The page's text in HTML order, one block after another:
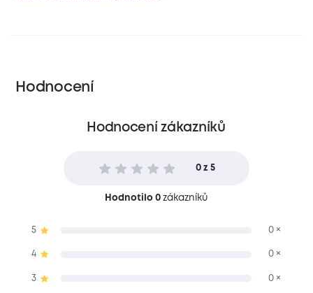
Hodnocení
Hodnocení zákazníků
0 z 5
Hodnotilo 0 zákazníků
5 0 ×
4 0 ×
3 0 ×